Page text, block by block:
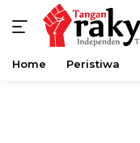
Langsung
Home Peristiwa